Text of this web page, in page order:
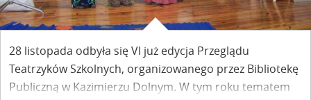
28 listopada odbyła się VI już edycja Przeglądu
Teatrzyków Szkolnych, organizowanego przez Bibliotekę
Publiczną w Kazimierzu Dolnym. W tym roku tematem